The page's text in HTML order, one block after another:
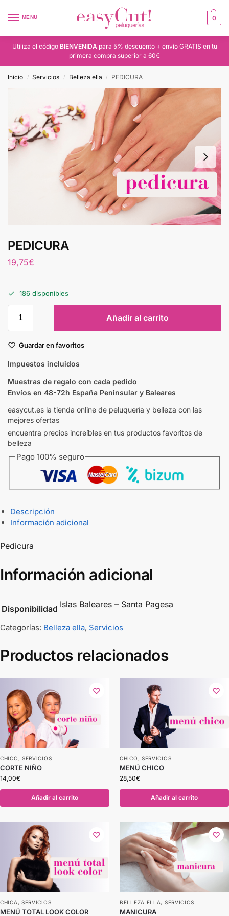
MENU 0
Utiliza el código BIENVENIDApara 5% descuento + envío GRATIS en tu
primera compra superior a 60€
Inicio / Servicios / Belleza ella / PEDICURA
PEDICURA
19,75€
186 disponibles
Añadir al carrito
Guardar en favoritos
Impuestos incluidos
Muestras de regalo con cada pedido
Envíos en 48-72h España Peninsular y Baleares
easycut.es la tienda online de peluquería y belleza con las
mejores ofertas
encuentra precios increíbles en tus productos favoritos de
belleza
Pago 100% seguro
Descripción
Información adicional
Pedicura
Información adicional
Disponibilidad Islas Baleares – Santa Pagesa
Categorías: Belleza ella, Servicios
Productos relacionados
CHICO , SERVICIOS
CORTE NIÑO
14,00€
Añadir al carrito
CHICO , SERVICIOS
MENÚ CHICO
28,50€
Añadir al carrito
CHICA , SERVICIOS
MENÚ TOTAL LOOK COLOR
BELLEZA ELLA, SERVICIOS
MANICURA